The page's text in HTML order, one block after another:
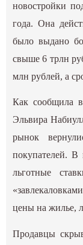
новостройки
года. Она
было выдано
свыше 6 трлн
млн рублей, а
Как сообщила
Эльвира
рынок
покупателей.
льготные
цены на жилье,
Продавцы